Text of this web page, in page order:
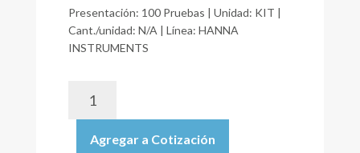
Presentación: 100 Pruebas | Unidad: KIT |
Cant./unidad: N/A | Línea: HANNA
INSTRUMENTS
Agregar a Cotización